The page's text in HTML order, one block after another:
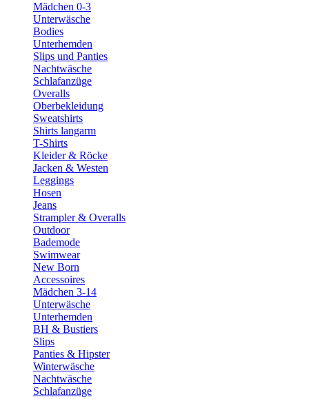
Mädchen 0-3
Unterwäsche
Bodies
Unterhemden
Slips und Panties
Nachtwäsche
Schlafanzüge
Overalls
Oberbekleidung
Sweatshirts
Shirts langarm
T-Shirts
Kleider & Röcke
Jacken & Westen
Leggings
Hosen
Jeans
Strampler & Overalls
Outdoor
Bademode
Swimwear
New Born
Accessoires
Mädchen 3-14
Unterwäsche
Unterhemden
BH & Bustiers
Slips
Panties & Hipster
Winterwäsche
Nachtwäsche
Schlafanzüge